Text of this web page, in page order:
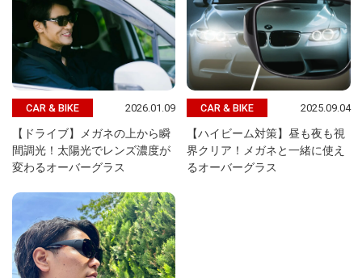
CAR & BIKE 2026.01.09
【ドライブ】メガネの上から瞬
間調光！太陽光でレンズ濃度が
変わるオーバーグラス
CAR & BIKE 2025.09.04
【ハイビーム対策】昼も夜も視
界クリア！メガネと一緒に使え
るオーバーグラス